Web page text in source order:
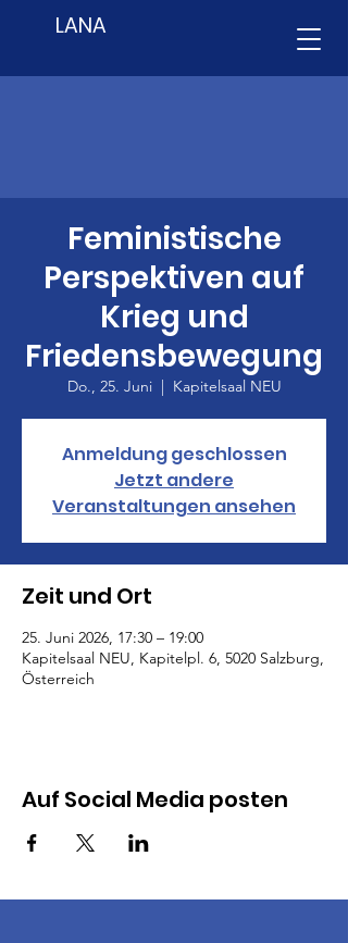
LANA
Feministische
Perspektiven auf
Krieg und
Friedensbewegung
Do., 25. Juni
  |
Kapitelsaal NEU
Anmeldung geschlossen
Jetzt andere
Veranstaltungen ansehen
Zeit und Ort
25. Juni 2026, 17:30 – 19:00
Kapitelsaal NEU, Kapitelpl. 6, 5020 Salzburg,
Österreich
Auf Social Media posten